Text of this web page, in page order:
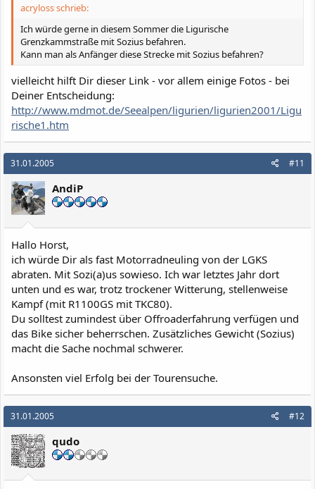
acryloss schrieb:
Ich würde gerne in diesem Sommer die Ligurische
Grenzkammstraße mit Sozius befahren.
Kann man als Anfänger diese Strecke mit Sozius befahren?
vielleicht hilft Dir dieser Link - vor allem einige Fotos - bei
Deiner Entscheidung:
http://www.mdmot.de/Seealpen/ligurien/ligurien2001/Ligu
rische1.htm
31.01.2005 #11
AndiP
Hallo Horst,
ich würde Dir als fast Motorradneuling von der LGKS
abraten. Mit Sozi(a)us sowieso. Ich war letztes Jahr dort
unten und es war, trotz trockener Witterung, stellenweise
Kampf (mit R1100GS mit TKC80).
Du solltest zumindest über Offroaderfahrung verfügen und
das Bike sicher beherrschen. Zusätzliches Gewicht (Sozius)
macht die Sache nochmal schwerer.
Ansonsten viel Erfolg bei der Tourensuche.
31.01.2005 #12
qudo